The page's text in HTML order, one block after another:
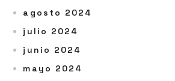
agosto 2024
julio 2024
junio 2024
mayo 2024